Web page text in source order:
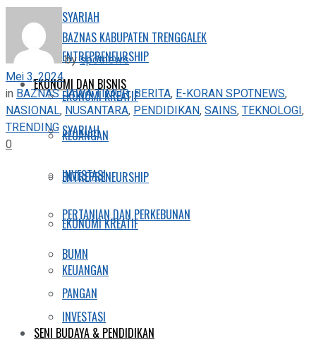
SYARIAH
ENTREPRENEURSHIP
EKONOMI KREATIF
KEUANGAN
INVESTASI
PERTANIAN DAN PERKEBUNAN
BUMN
PANGAN
SENI BUDAYA & PENDIDIKAN
BAZNAS KABUPATEN TRENGGALEK
EKONOMI DAN BISNIS
SYARIAH
ENTREPRENEURSHIP
EKONOMI KREATIF
KEUANGAN
INVESTASI
byspotnews
Mei 3, 2024
in BAZNAS JAWA TIMUR,BERITA, E-KORAN SPOTNEWS,
NASIONAL, NUSANTARA, PENDIDIKAN,SAINS,TEKNOLOGI,
TRENDING
0